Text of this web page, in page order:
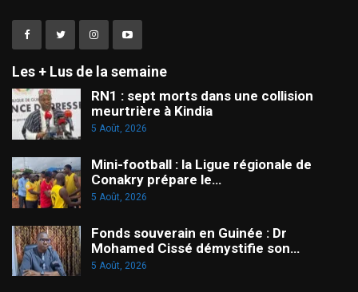
Les + Lus de la semaine
RN1 : sept morts dans une collision
meurtrière à Kindia
5 Août, 2026
Mini-football : la Ligue régionale de
Conakry prépare le…
5 Août, 2026
Fonds souverain en Guinée : Dr
Mohamed Cissé démystifie son…
5 Août, 2026